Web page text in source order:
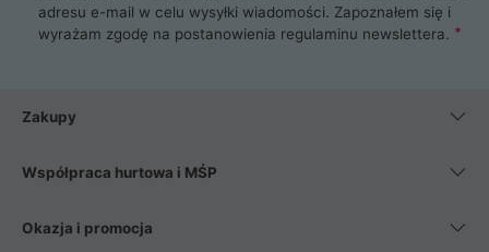
adresu e-mail w celu wysyłki wiadomości. Zapoznałem się i
wyrażam zgodę na postanowienia regulaminu newslettera.
Zakupy
Współpraca hurtowa i MŚP
Okazja i promocja